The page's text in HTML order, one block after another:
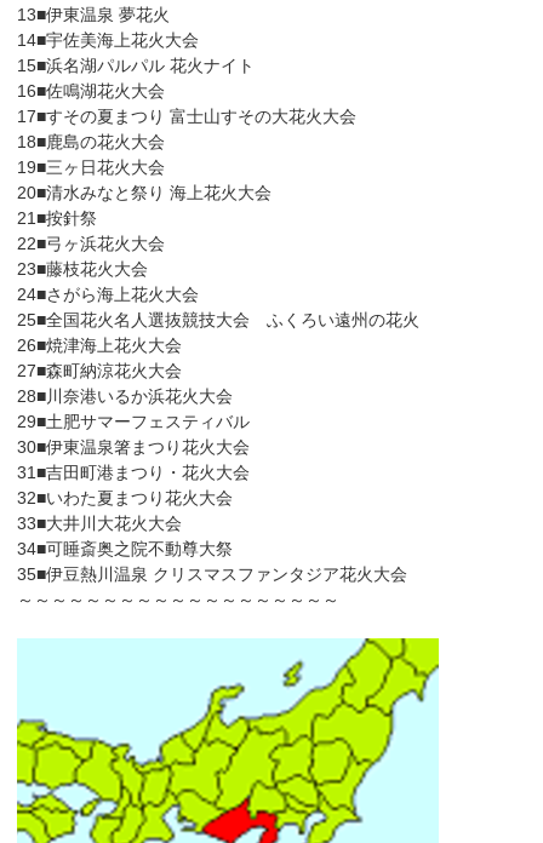
13■伊東温泉 夢花火
14■宇佐美海上花火大会
15■浜名湖パルパル 花火ナイト
16■佐鳴湖花火大会
17■すその夏まつり 富士山すその大花火大会
18■鹿島の花火大会
19■三ヶ日花火大会
20■清水みなと祭り 海上花火大会
21■按針祭
22■弓ヶ浜花火大会
23■藤枝花火大会
24■さがら海上花火大会
25■全国花火名人選抜競技大会 ふくろい遠州の花火
26■焼津海上花火大会
27■森町納涼花火大会
28■川奈港いるか浜花火大会
29■土肥サマーフェスティバル
30■伊東温泉箸まつり花火大会
31■吉田町港まつり・花火大会
32■いわた夏まつり花火大会
33■大井川大花火大会
34■可睡斎奥之院不動尊大祭
35■伊豆熱川温泉 クリスマスファンタジア花火大会
～～～～～～～～～～～～～～～～～～～